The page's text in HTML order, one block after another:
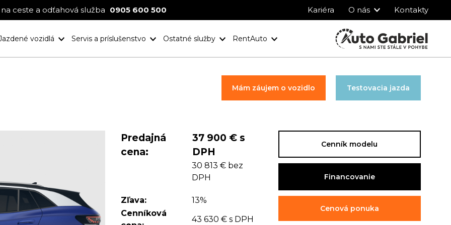
ceste a odťahová služba 0905 600 500 Kariéra O nás Kontakty
vozidlá Servis a príslušenstvo Ostatné služby RentAuto
Mám záujem o vozidlo Testovacia jazda
Predajná
cena:
37 900 € s
DPH
30 813 € bez
DPH
Zľava:
13%
Cenníková
43 630 € s DPH
Cenník modelu
Financovanie
Cenová ponuka